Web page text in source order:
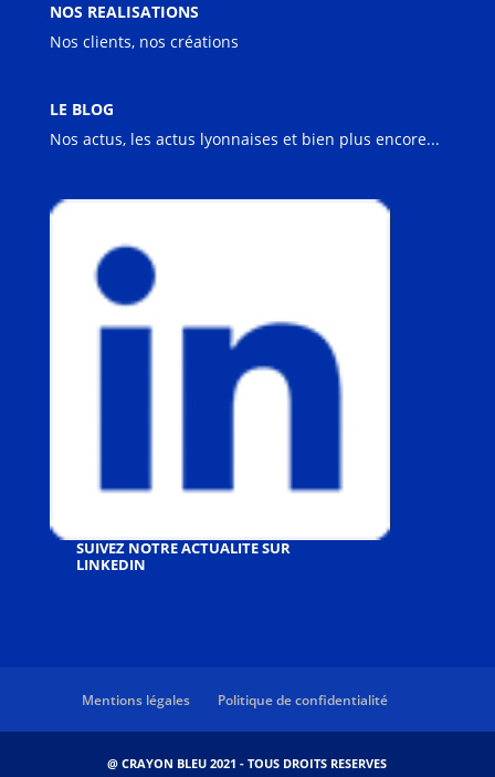
NOS REALISATIONS
Nos clients, nos créations
LE BLOG
Nos actus, les actus lyonnaises et bien plus encore...
SUIVEZ NOTRE ACTUALITE SUR
LINKEDIN
Mentions légales Politique de confidentialité
@ CRAYON BLEU 2021 - TOUS DROITS RESERVES